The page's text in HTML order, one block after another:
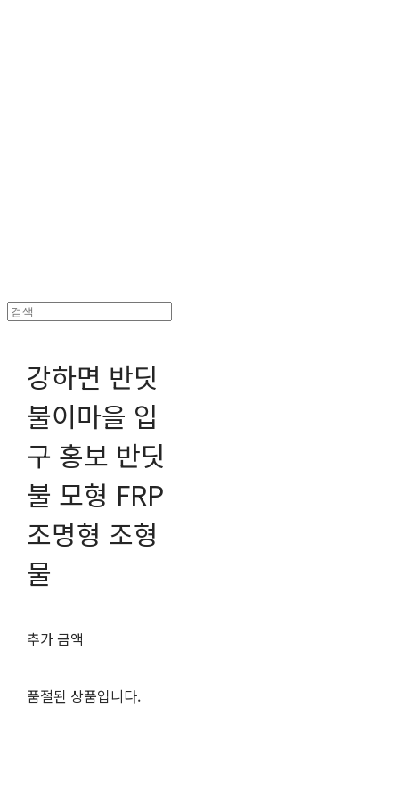
강하면 반딧
불이마을 입
구 홍보 반딧
불 모형 FRP
조명형 조형
물
추가 금액
품절된 상품입니다.